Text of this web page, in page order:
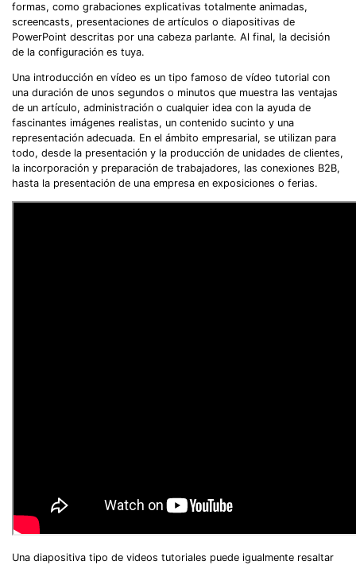
formas, como grabaciones explicativas totalmente animadas,
screencasts, presentaciones de artículos o diapositivas de
PowerPoint descritas por una cabeza parlante. Al final, la decisión
de la configuración es tuya.
Una introducción en vídeo es un tipo famoso de vídeo tutorial con
una duración de unos segundos o minutos que muestra las ventajas
de un artículo, administración o cualquier idea con la ayuda de
fascinantes imágenes realistas, un contenido sucinto y una
representación adecuada. En el ámbito empresarial, se utilizan para
todo, desde la presentación y la producción de unidades de clientes,
la incorporación y preparación de trabajadores, las conexiones B2B,
hasta la presentación de una empresa en exposiciones o ferias.
Una diapositiva tipo de videos tutoriales puede igualmente resaltar